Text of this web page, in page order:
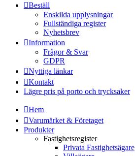
Beställ
Enskilda upplysningar
Fullständiga register
Nyhetsbrev
Information
Frågor & Svar
GDPR
Nyttiga länkar
Kontakt
Lägre pris på porto och trycksaker
Hem
Varumärket & Företaget
Produkter
Fastighetsregister
Privata Fastighetsägare